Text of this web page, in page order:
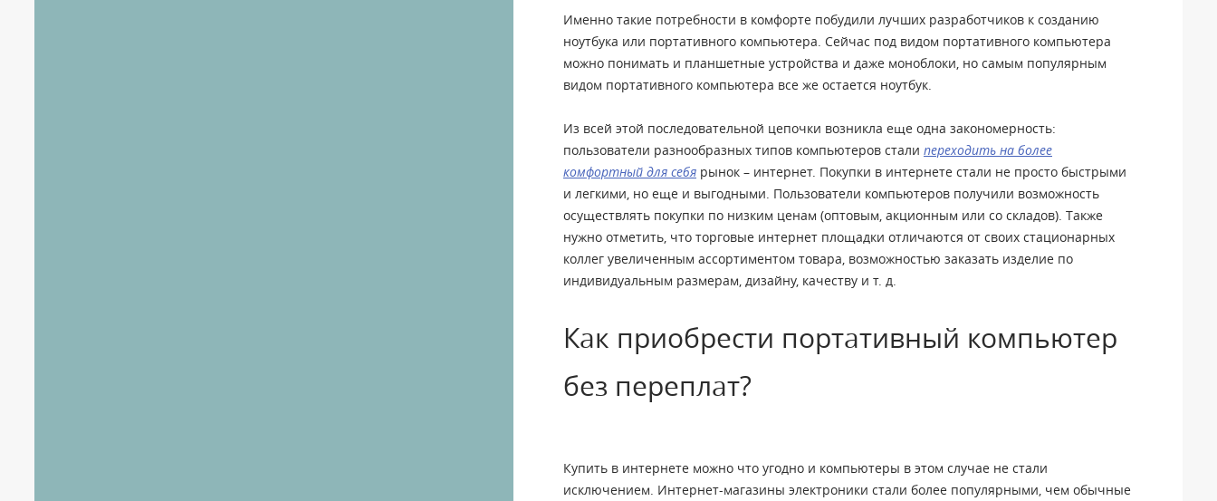
Именно такие потребности в комфорте побудили лучших разработчиков к созданию
ноутбука или портативного компьютера. Сейчас под видом портативного компьютера
можно понимать и планшетные устройства и даже моноблоки, но самым популярным
видом портативного компьютера все же остается ноутбук.
Из всей этой последовательной цепочки возникла еще одна закономерность:
пользователи разнообразных типов компьютеров стали переходить на более
комфортный для себя рынок – интернет. Покупки в интернете стали не просто быстрыми
и легкими, но еще и выгодными. Пользователи компьютеров получили возможность
осуществлять покупки по низким ценам (оптовым, акционным или со складов). Также
нужно отметить, что торговые интернет площадки отличаются от своих стационарных
коллег увеличенным ассортиментом товара, возможностью заказать изделие по
индивидуальным размерам, дизайну, качеству и т. д.
Как приобрести портативный компьютер
без переплат?
Купить в интернете можно что угодно и компьютеры в этом случае не стали
исключением. Интернет-магазины электроники стали более популярными, чем обычные